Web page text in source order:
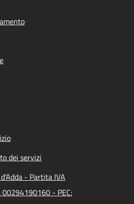
dei servizi
- Partita IVA
- PEC: